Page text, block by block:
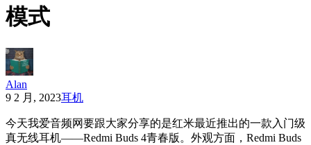
模式
Alan
9 2 月, 2023耳机
今天我爱音频网要跟大家分享的是红米最近推出的一款入门级
真无线耳机——Redmi Buds 4青春版。外观方面，Redmi Buds